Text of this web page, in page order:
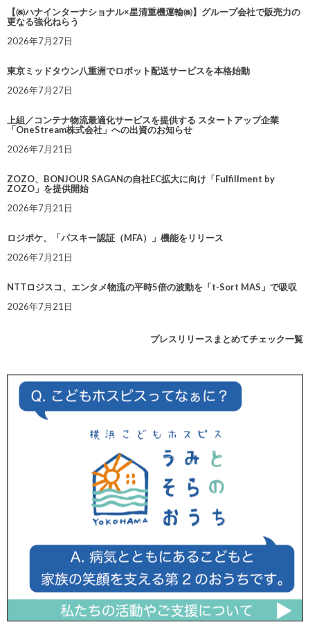
【㈱ハナインターナショナル×星清重機運輸㈱】グループ会社で販売力の
更なる強化ねらう
2026年7月27日
東京ミッドタウン八重洲でロボット配送サービスを本格始動
2026年7月27日
上組／コンテナ物流最適化サービスを提供する スタートアップ企業
「OneStream株式会社」への出資のお知らせ
2026年7月21日
ZOZO、BONJOUR SAGANの自社EC拡大に向け「Fulfillment by
ZOZO」を提供開始
2026年7月21日
ロジポケ、「パスキー認証（MFA）」機能をリリース
2026年7月21日
NTTロジスコ、エンタメ物流の平時5倍の波動を「t-Sort MAS」で吸収
2026年7月21日
プレスリリースまとめてチェック一覧